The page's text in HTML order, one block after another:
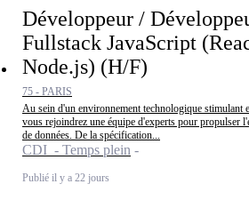
Développeur /
Fullstack JavaScript
Node.js) (H/F)
75 - PARIS
Au sein d'un environnement technologique stimulant
vous rejoindrez une équipe d'experts pour propulser
de données. De la spécification...
CDI - Temps plein
Publié il y a 22 jours